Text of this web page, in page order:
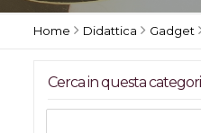
Home Didattica Gadget
Cerca in questa